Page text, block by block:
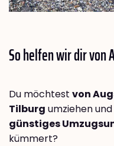
So helfen wir dir von
Du möchtest von
Tilburg umziehen
günstiges
kümmert?